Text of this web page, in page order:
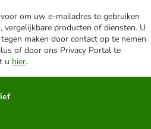
om uw e-mailadres te gebruiken
vergelijkbare producten of diensten. U
maken door contact op te nemen
of door ons Privacy Portal te
u hier.